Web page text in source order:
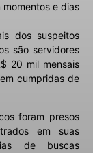
e dias
dos suspeitos
são servidores
20 mil mensais
cumpridas de
foram presos
em suas
de buscas